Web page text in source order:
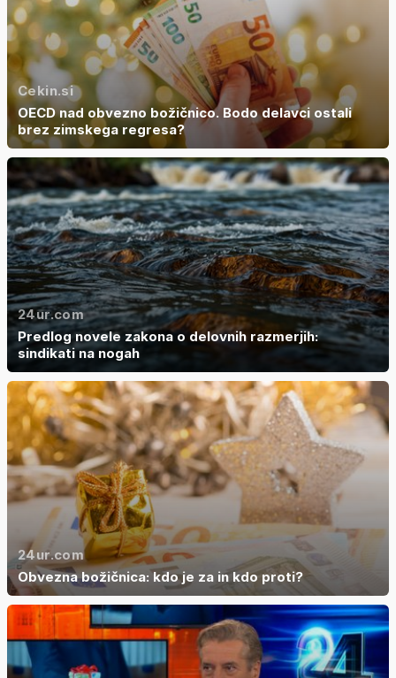
Cekin.si
OECD nad obvezno božičnico. Bodo delavci ostali
brez zimskega regresa?
24ur.com
Predlog novele zakona o delovnih razmerjih:
sindikati na nogah
24ur.com
Obvezna božičnica: kdo je za in kdo proti?